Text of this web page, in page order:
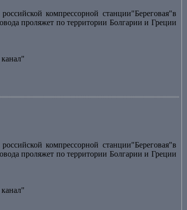
компрессорной станции"Береговая"в
проляжет по территории Болгарии и Греции
компрессорной станции"Береговая"в
проляжет по территории Болгарии и Греции